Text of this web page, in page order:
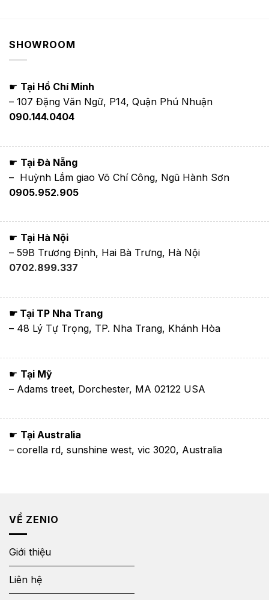
SHOWROOM
☛ Tại Hồ Chí Minh
– 107 Đặng Văn Ngữ, P14, Quận Phú Nhuận
090.144.0404
☛ Tại Đà Nẵng
– Huỳnh Lắm giao Võ Chí Công, Ngũ Hành Sơn
0905.952.905
☛ Tại Hà Nội
– 59B Trương Định, Hai Bà Trưng, Hà Nội
0702.899.337
☛ Tại TP Nha Trang
– 48 Lý Tự Trọng, TP. Nha Trang, Khánh Hòa
☛ Tại Mỹ
– Adams treet, Dorchester, MA 02122 USA
☛ Tại Australia
– corella rd, sunshine west, vic 3020, Australia
VỀ ZENIO
Giới thiệu
Liên hệ